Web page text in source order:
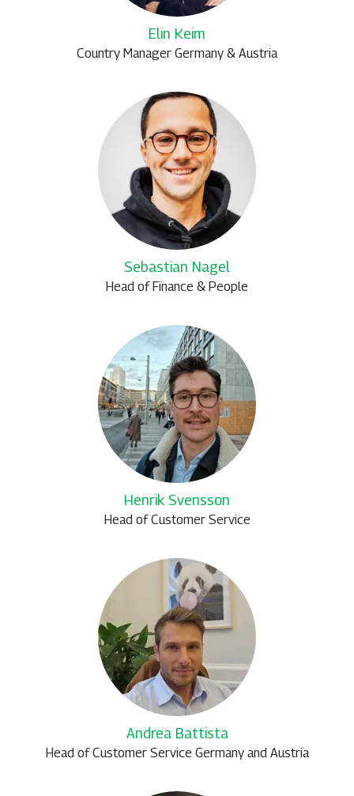
Elin Keim
Country Manager Germany & Austria
Sebastian Nagel
Head of Finance & People
Henrik Svensson
Head of Customer Service
Andrea Battista
Head of Customer Service Germany and Austria